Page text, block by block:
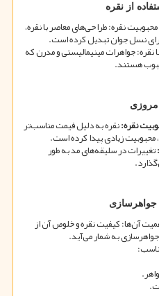
از نقره
نقره: طراحیهای معاصر با نقره،
نسل جوان تبدیل کرده است.
نقره: جواهرات مینیمالیستی و مدرن که
هستند.
نقره:نقره به دلیل قیمت مناسبتر
زیادی پیدا کرده است.
:تغییرات در سلیقههای مد به طور
گذارد.
جواهرسازی
آنها: کیفیت نقره و خلوص آن از
به شمار میآید.